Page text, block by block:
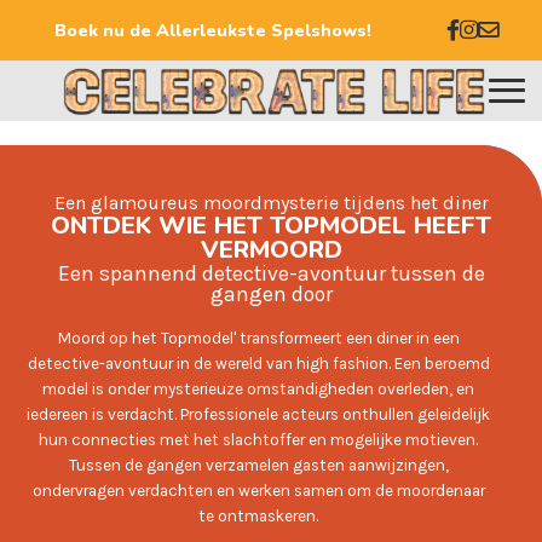
Boek nu de Allerleukste Spelshows!
Een glamoureus moordmysterie tijdens het diner
ONTDEK WIE HET TOPMODEL HEEFT
VERMOORD
Een spannend detective-avontuur tussen de
gangen door
Moord op het Topmodel' transformeert een diner in een
detective-avontuur in de wereld van high fashion. Een beroemd
model is onder mysterieuze omstandigheden overleden, en
iedereen is verdacht. Professionele acteurs onthullen geleidelijk
hun connecties met het slachtoffer en mogelijke motieven.
Tussen de gangen verzamelen gasten aanwijzingen,
ondervragen verdachten en werken samen om de moordenaar
te ontmaskeren.